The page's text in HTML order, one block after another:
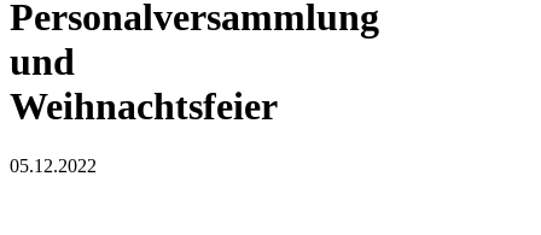
Personalversammlung
und
Weihnachtsfeier
05.12.2022